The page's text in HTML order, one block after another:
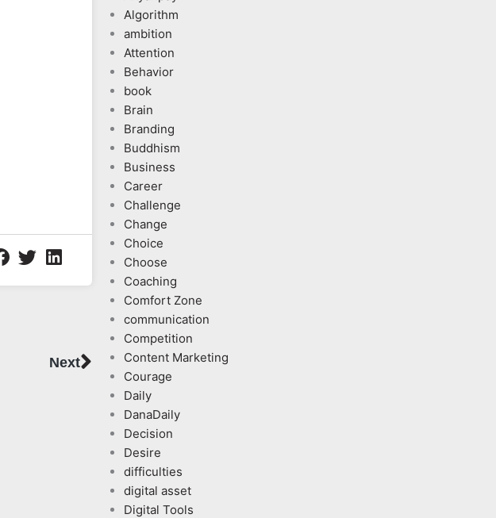
NextNext
Algorithm
ambition
Attention
Behavior
book
Brain
Branding
Buddhism
Business
Career
Challenge
Change
Choice
Choose
Coaching
Comfort Zone
communication
Competition
Content Marketing
Courage
Daily
DanaDaily
Decision
Desire
difficulties
digital asset
Digital Tools